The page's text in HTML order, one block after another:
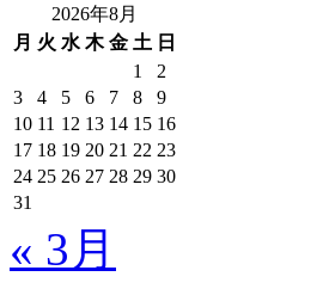
2026年8月
月 火 水 木 金 土 日
1
2
3
4 5 6 7 8
9
10 11 12 13 14 15 16
17 18 19 20 21 22 23
24 25 26 27 28 29 30
31
« 3月